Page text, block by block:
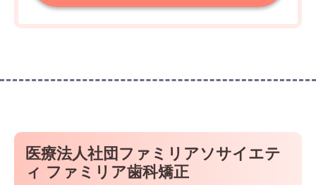
医療法人社団ファミリアソサイエテ
ィ ファミリア歯科矯正